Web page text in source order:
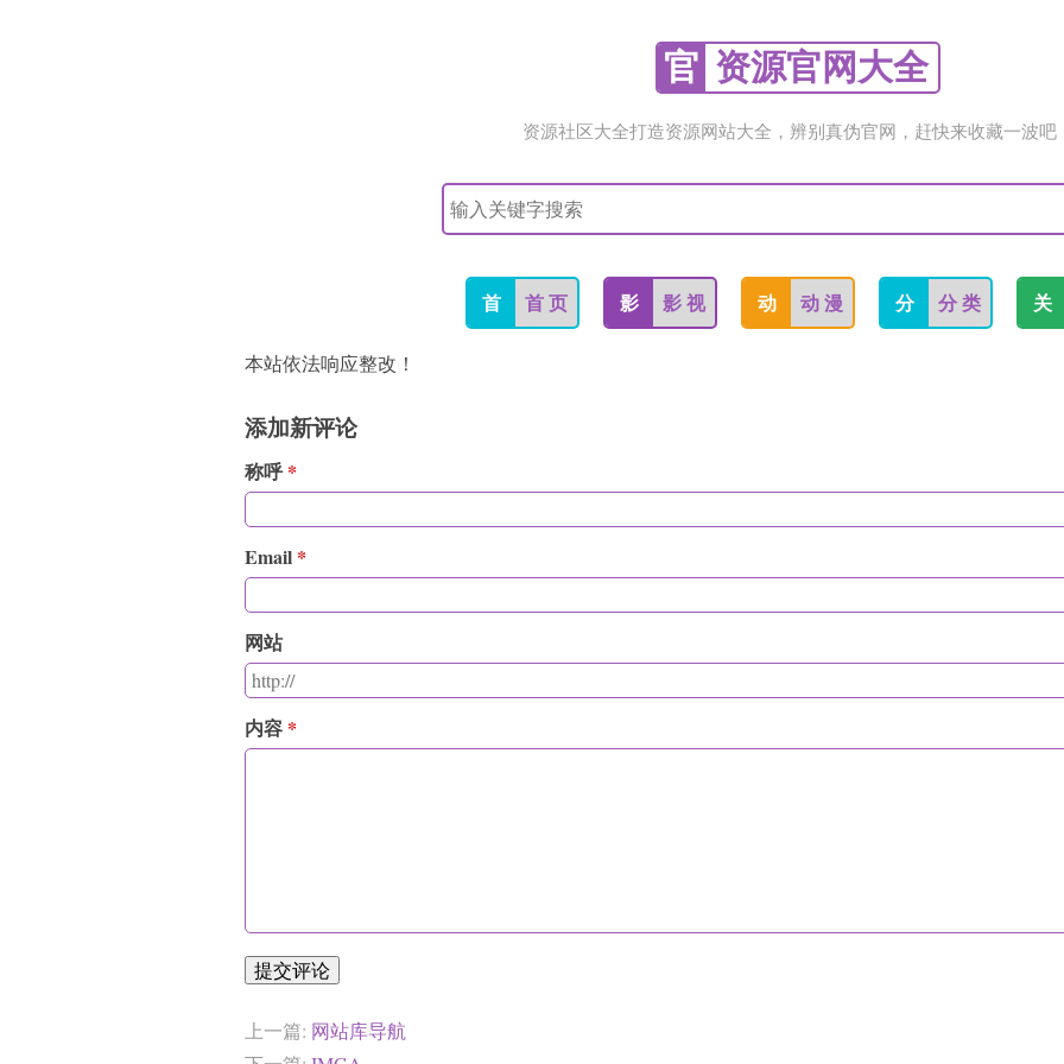
官 资源官网大全
资源社区大全打造资源网站大全，辨别真伪官网，赶快来收藏一波吧
搜
索
关
首 首 页 影 影 视 动 动 漫 分 分 类 关
本站依法响应整改！
添加新评论
称呼
Email
网站
内容
提交评论
上一篇: 网站库导航